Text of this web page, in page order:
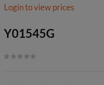
Login to view prices
Y01545G